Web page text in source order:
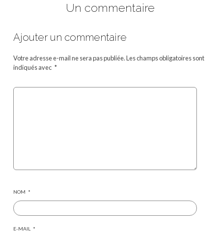
Un commentaire
Ajouter un commentaire
Votre adresse e-mail ne sera pas publiée.Les champs obligatoires sont
indiqués avec *
NOM *
E-MAIL *